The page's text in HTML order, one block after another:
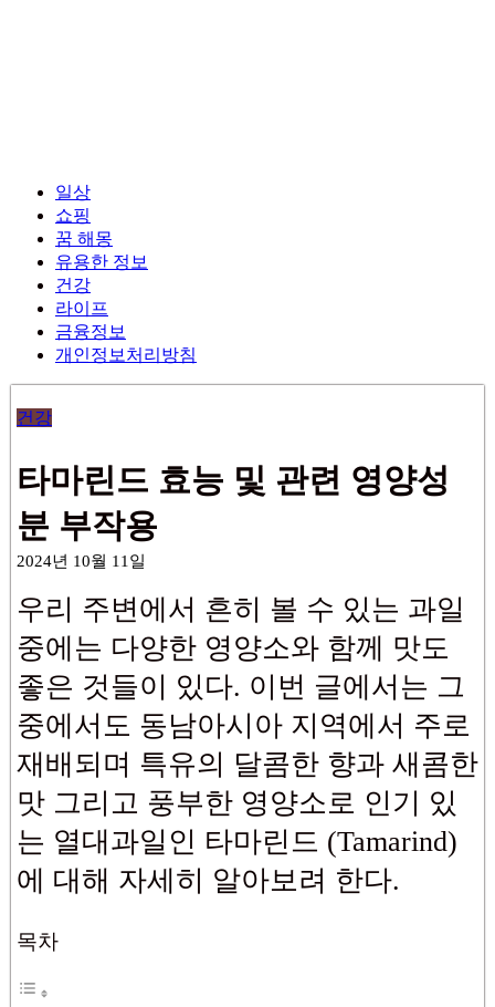
일상
쇼핑
꿈 해몽
유용한 정보
건강
라이프
금융정보
개인정보처리방침
건강
타마린드 효능 및 관련 영양성
분 부작용
2024년 10월 11일
우리 주변에서 흔히 볼 수 있는 과일
중에는 다양한 영양소와 함께 맛도
좋은 것들이 있다. 이번 글에서는 그
중에서도 동남아시아 지역에서 주로
재배되며 특유의 달콤한 향과 새콤한
맛 그리고 풍부한 영양소로 인기 있
는 열대과일인 타마린드 (Tamarind)
에 대해 자세히 알아보려 한다.
목차